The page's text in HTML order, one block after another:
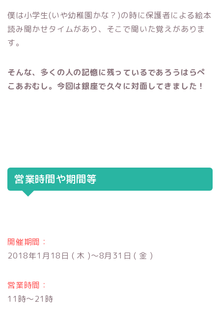
僕は小学生(いや幼稚園かな？)の時に保護者による絵本
読み聞かせタイムがあり、そこで聞いた覚えがありま
す。
そんな、多くの人の記憶に残っているであろうはらぺ
こあおむし。今回は銀座で久々に対面してきました！
営業時間や期間等
開催期間：
2018年1月18日 ( 木 )〜8月31日 ( 金 )
営業時間：
11時〜21時